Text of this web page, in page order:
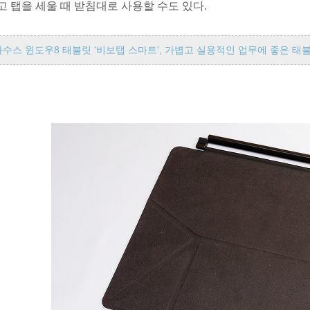
탭을 세울 때 받침대로 사용할 수도 있다.
수스 윈도우8 태블릿 '비보탭 스마트', 가볍고 실용적인 업무에 좋은 태